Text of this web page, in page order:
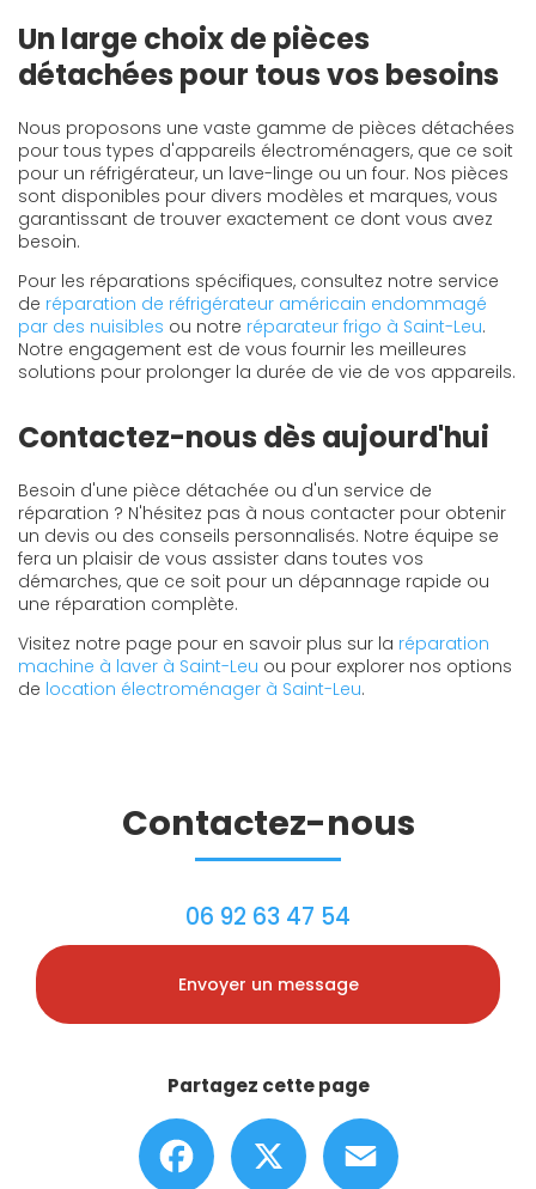
Un large choix de pièces
détachées pour tous vos besoins
Nous proposons une vaste gamme de pièces détachées
pour tous types d'appareils électroménagers, que ce soit
pour un réfrigérateur, un lave-linge ou un four. Nos pièces
sont disponibles pour divers modèles et marques, vous
garantissant de trouver exactement ce dont vous avez
besoin.
Pour les réparations spécifiques, consultez notre service
de réparation de réfrigérateur américain endommagé
par des nuisibles ou notre réparateur frigo à Saint-Leu.
Notre engagement est de vous fournir les meilleures
solutions pour prolonger la durée de vie de vos appareils.
Contactez-nous dès aujourd'hui
Besoin d'une pièce détachée ou d'un service de
réparation ? N'hésitez pas à nous contacter pour obtenir
un devis ou des conseils personnalisés. Notre équipe se
fera un plaisir de vous assister dans toutes vos
démarches, que ce soit pour un dépannage rapide ou
une réparation complète.
Visitez notre page pour en savoir plus sur la réparation
machine à laver à Saint-Leu ou pour explorer nos options
de location électroménager à Saint-Leu.
Contactez-nous
06 92 63 47 54
Envoyer un message
Partagez cette page
Facebook